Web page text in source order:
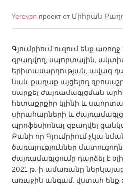
CANADA
Kitchener-Waterloo
New
Newmarket
South Shore
MALAYSIA
Kuala Lumpur
NETHERLANDS
Yerevan проект от Միհրան
Գյումրիում ուզում ենք
զբաղվող, սպորտային,
երիտասարդության, ավագ
նաև քաղաք այցելող
սարքել ժայռամագլցման
հետաքրքիր կլինի և
սիրահարների և
պրոֆեսիոնալ զբաղվել
Քանի որ Գյումրիում չկա
ծառայություններ
ժայռամագլցումը դարձել է
2021 թ.֊ի ամառանը
առաջին անգամ, վստահ ենք